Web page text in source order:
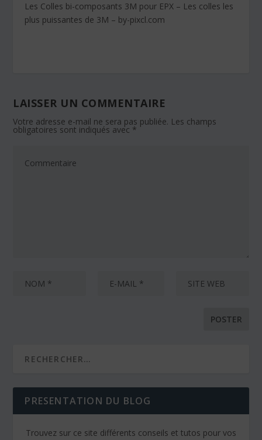
Les Colles bi-composants 3M pour EPX – Les colles les
plus puissantes de 3M – by-pixcl.com
LAISSER UN COMMENTAIRE
Votre adresse e-mail ne sera pas publiée. Les champs
obligatoires sont indiqués avec *
PRESENTATION DU BLOG
Trouvez sur ce site différents conseils et tutos pour vos